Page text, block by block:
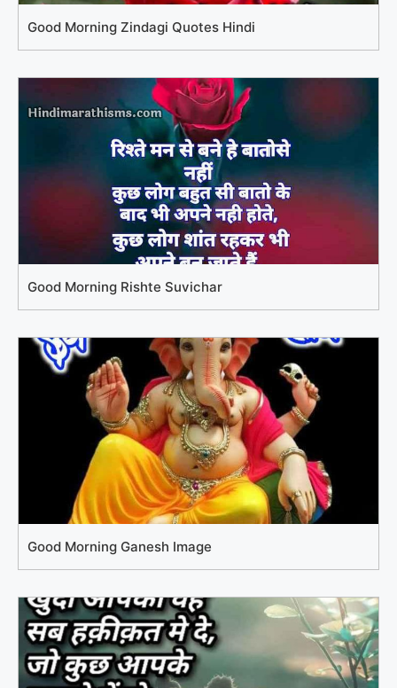
Good Morning Zindagi Quotes Hindi
Good Morning Rishte Suvichar
Good Morning Ganesh Image